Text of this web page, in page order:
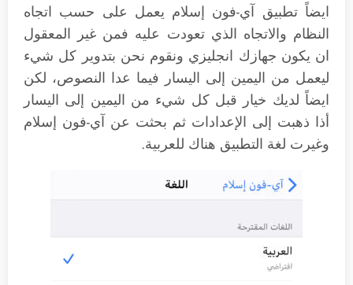
ايضاً تطبيق آي-فون إسلام يعمل على حسب اتجاه
النظام والاتجاه الذي تعودت عليه فمن غير المعقول
ان يكون جهازك انجليزي ونقوم نحن بتدوير كل شيء
ليعمل من اليمين إلى اليسار فيما عدا النصوص، لكن
ايضاً لديك خيار قبل كل شيء من اليمين إلى اليسار
أذا ذهبت إلى الإعدادات ثم بحثت عن آي-فون إسلام
وغيرت لغة التطبيق هناك للعربية.